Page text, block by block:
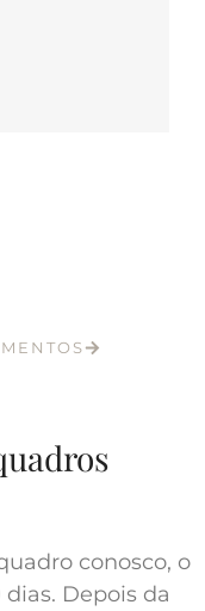
conosco, o
Depois da